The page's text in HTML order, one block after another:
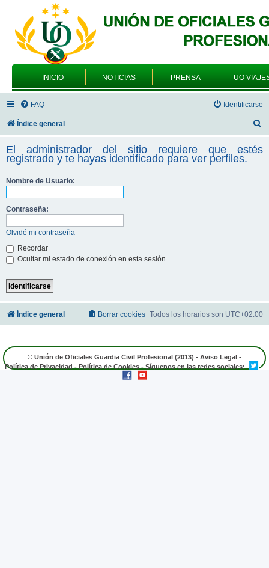
INICIO NOTICIAS PRENSA UO
FAQ Identificarse
Índice general
s
c
El administrador del sitio requiere que estés
registrado y te hayas identificado para ver perfiles.
Nombre de Usuario:
Contraseña:
Olvidé mi contraseña
Recordar
Ocultar mi estado de conexión en esta sesión
Índice general Todos los horarios son UTC+02:00
Borrar cookies
© Unión de Oficiales Guardia Civil Profesional (2013) - Aviso Legal -
Política de Privacidad - Política de Cookies - Síguenos en las redes sociales: